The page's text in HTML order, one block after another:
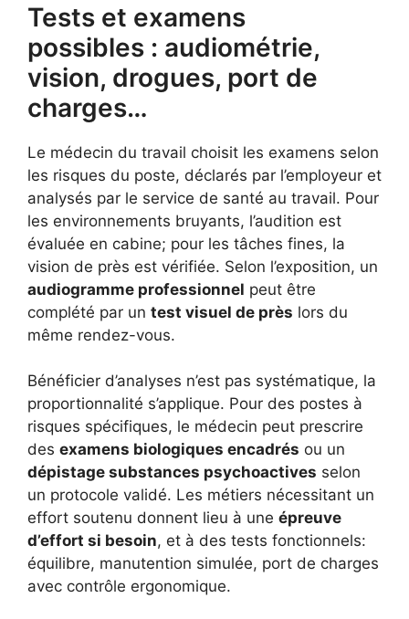
Tests et examens
possibles : audiométrie,
vision, drogues, port de
charges…
Le médecin du travail choisit les examens selon
les risques du poste, déclarés par l’employeur et
analysés par le service de santé au travail. Pour
les environnements bruyants, l’audition est
évaluée en cabine; pour les tâches fines, la
vision de près est vérifiée. Selon l’exposition, un
audiogramme professionnel peut être
complété par un test visuel de près lors du
même rendez-vous.
Bénéficier d’analyses n’est pas systématique, la
proportionnalité s’applique. Pour des postes à
risques spécifiques, le médecin peut prescrire
des examens biologiques encadrés ou un
dépistage substances psychoactives selon
un protocole validé. Les métiers nécessitant un
effort soutenu donnent lieu à une épreuve
d’effort si besoin, et à des tests fonctionnels:
équilibre, manutention simulée, port de charges
avec contrôle ergonomique.